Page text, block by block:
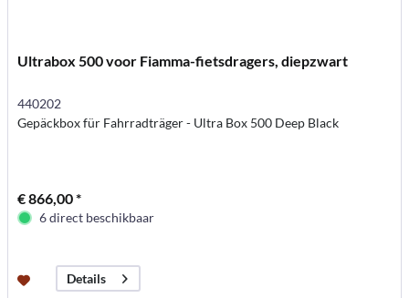
Ultrabox 500 voor Fiamma-fietsdragers, diepzwart
440202
Gepäckbox für Fahrradträger - Ultra Box 500 Deep Black
€ 866,00 *
6 direct beschikbaar
Details